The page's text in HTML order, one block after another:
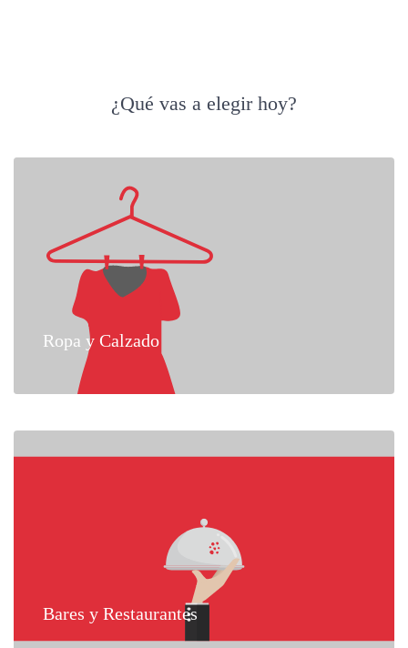
¿Qué vas a elegir hoy?
Ropa y Calzado
Bares y Restaurantes